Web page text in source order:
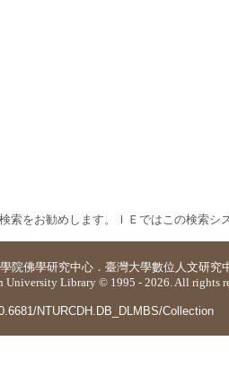
索をお勧めします。ＩＥではこの検索シ
院佛學研究中心 ． 臺灣大學數位人文研究
University Library © 1995 - 2026. All rights
NTURCDH.DB_DLMBS/Collection